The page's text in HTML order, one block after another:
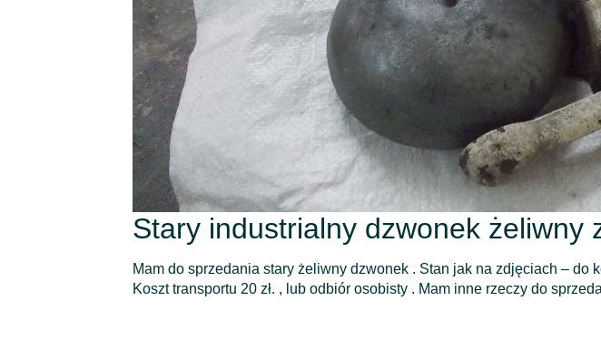
Stary industrialny dzwonek żeliwny
Mam do sprzedania stary żeliwny dzwonek . Stan jak na zdjęciach – do
Koszt transportu 20 zł. , lub odbiór osobisty . Mam inne rzeczy do